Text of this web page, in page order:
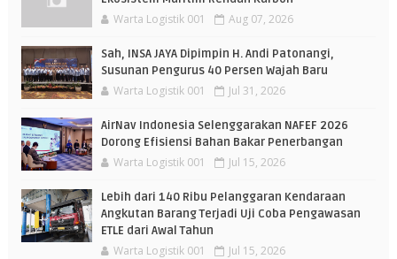
Warta Logistik 001 Aug 07, 2026
Sah, INSA JAYA Dipimpin H. Andi Patonangi,
Susunan Pengurus 40 Persen Wajah Baru
Warta Logistik 001 Jul 31, 2026
AirNav Indonesia Selenggarakan NAFEF 2026
Dorong Efisiensi Bahan Bakar Penerbangan
Warta Logistik 001 Jul 15, 2026
Lebih dari 140 Ribu Pelanggaran Kendaraan
Angkutan Barang Terjadi Uji Coba Pengawasan
ETLE dari Awal Tahun
Warta Logistik 001 Jul 15, 2026